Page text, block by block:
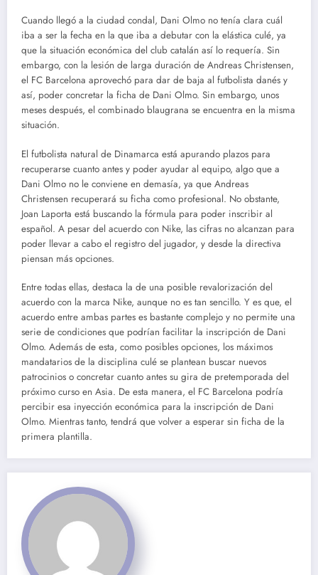
Cuando llegó a la ciudad condal, Dani Olmo no tenía clara cuál
iba a ser la fecha en la que iba a debutar con la elástica culé, ya
que la situación económica del club catalán así lo requería. Sin
embargo, con la lesión de larga duración de Andreas Christensen,
el FC Barcelona aprovechó para dar de baja al futbolista danés y
así, poder concretar la ficha de Dani Olmo. Sin embargo, unos
meses después, el combinado blaugrana se encuentra en la misma
situación.
El futbolista natural de Dinamarca está apurando plazos para
recuperarse cuanto antes y poder ayudar al equipo, algo que a
Dani Olmo no le conviene en demasía, ya que Andreas
Christensen recuperará su ficha como profesional. No obstante,
Joan Laporta está buscando la fórmula para poder inscribir al
español. A pesar del acuerdo con Nike, las cifras no alcanzan para
poder llevar a cabo el registro del jugador, y desde la directiva
piensan más opciones.
Entre todas ellas, destaca la de una posible revalorización del
acuerdo con la marca Nike, aunque no es tan sencillo. Y es que, el
acuerdo entre ambas partes es bastante complejo y no permite una
serie de condiciones que podrían facilitar la inscripción de Dani
Olmo. Además de esta, como posibles opciones, los máximos
mandatarios de la disciplina culé se plantean buscar nuevos
patrocinios o concretar cuanto antes su gira de pretemporada del
próximo curso en Asia. De esta manera, el FC Barcelona podría
percibir esa inyección económica para la inscripción de Dani
Olmo. Mientras tanto, tendrá que volver a esperar sin ficha de la
primera plantilla.